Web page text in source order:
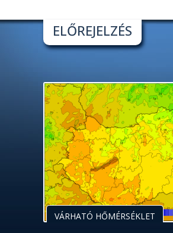
ELŐREJELZÉS
VÁRHATÓ HŐMÉRSÉKLET